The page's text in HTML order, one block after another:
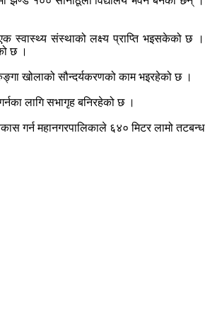
स्वास्थ्य संस्थाको लक्ष्य प्राप्ति भइसकेको छ ।
छ ।
खोलाको सौन्दर्यकरणको काम भइरहेको छ ।
लागि सभागृह बनिरहेको छ ।
गर्न महानगरपालिकाले ६४० मिटर लामो तटबन्ध